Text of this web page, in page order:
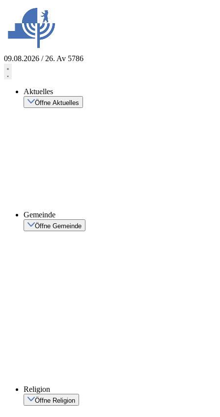
springen
09.08.2026 / 26. Av 5786
Aktuelles
Öffne Aktuelles
Gemeinde
Öffne Gemeinde
Religion
Öffne Religion